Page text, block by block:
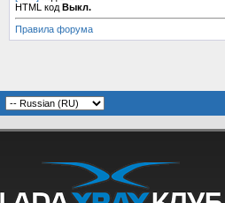
HTML код Выкл.
Правила форума